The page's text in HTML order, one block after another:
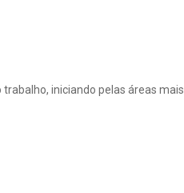
iniciando pelas áreas mais